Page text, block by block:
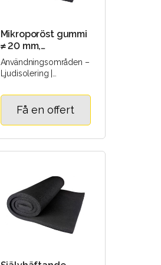
Mikroporöst gummi
≠ 20 mm,
1000×2000 mm
Användningsområden –
Ljudisolering |
Vibrationsisolering |
Tätning |..
Få en offert